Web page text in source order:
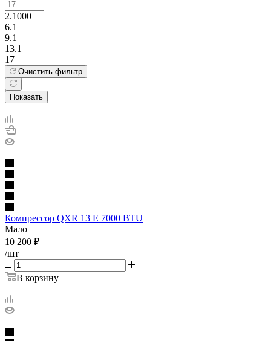
2.1000
6.1
9.1
13.1
17
Очистить фильтр
Показать
Компрессор QXR 13 E 7000 BTU
Мало
10 200 ₽
/шт
В корзину